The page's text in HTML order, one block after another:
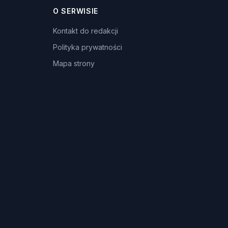
O SERWISIE
Kontakt do redakcji
Polityka prywatności
Mapa strony